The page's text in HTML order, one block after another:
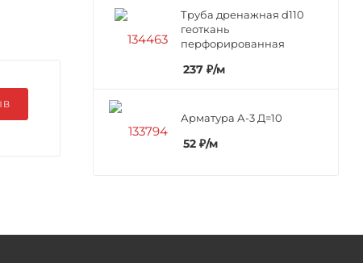
Труба дренажная d110
геоткань
перфорированная
237 ₽/м
Арматура А-3 Д=10
52 ₽/м